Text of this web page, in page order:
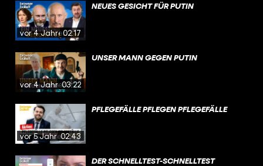
vor 4 Jahren02:17
NEUES GESICHT FÜR PUTIN
vor 4 Jahren03:22
UNSER MANN GEGEN PUTIN
vor 5 Jahren02:43
PFLEGEFÄLLE PFLEGEN PFLEGEFÄLLE
DER SCHNELLTEST-SCHNELLTEST